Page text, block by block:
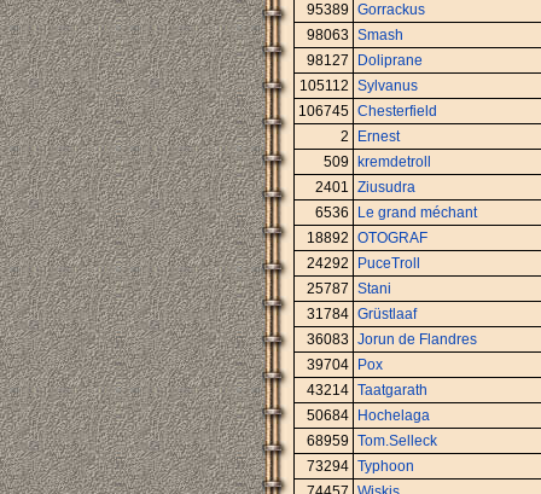
95389 Gorrackus
98063 Smash
98127
Doliprane
105112 Sylvanus
106745 Chesterfield
2
Ernest
509
kremdetroll
2401 Ziusudra
6536
Le grand méchant
18892 OTOGRAF
24292
PuceTroll
25787 Stani
31784 Grüstlaaf
36083 Jorun de Flandres
39704
Pox
43214 Taatgarath
50684
Hochelaga
68959 Tom.Selleck
73294 Typhoon